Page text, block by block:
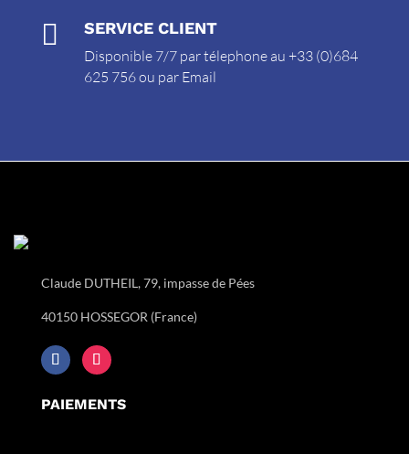
 SERVICE CLIENT
Disponible 7/7 par télephone au +33 (0)684
625 756 ou par Email
Claude DUTHEIL, 79, impasse de Pées
40150 HOSSEGOR (France)
PAIEMENTS